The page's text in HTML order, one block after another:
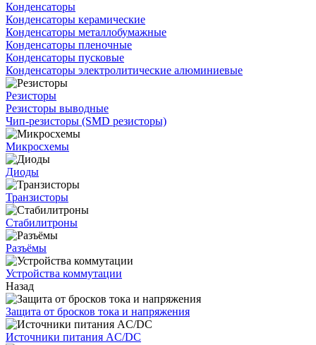
Конденсаторы
Конденсаторы керамические
Конденсаторы металлобумажные
Конденсаторы пленочные
Конденсаторы пусковые
Конденсаторы электролитические алюминиевые
Резисторы
Резисторы выводные
Чип-резисторы (SMD резисторы)
Микросхемы
Диоды
Транзисторы
Стабилитроны
Разъёмы
Устройства коммутации
Назад
Защита от бросков тока и напряжения
Источники питания AC/DC